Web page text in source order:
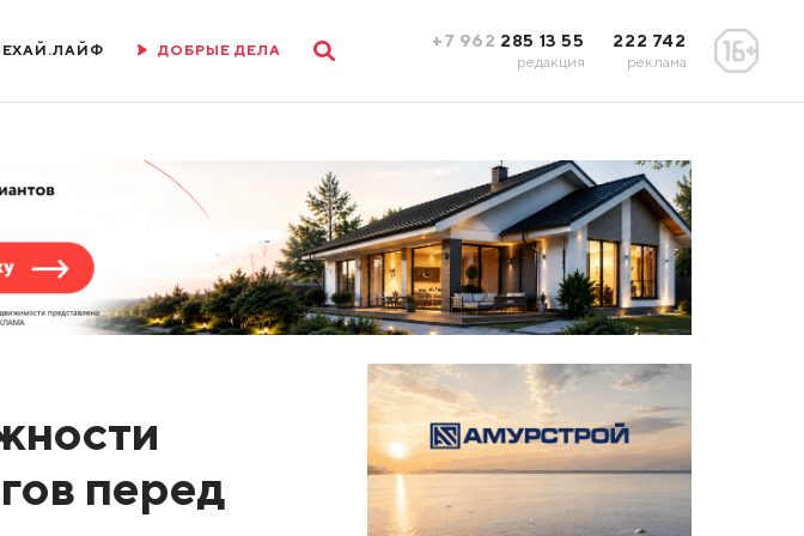
ЕХАЙ.ЛАЙФ ДОБРЫЕ ДЕЛА +7 962 285 13 55
редакция
222 742
реклама
перед